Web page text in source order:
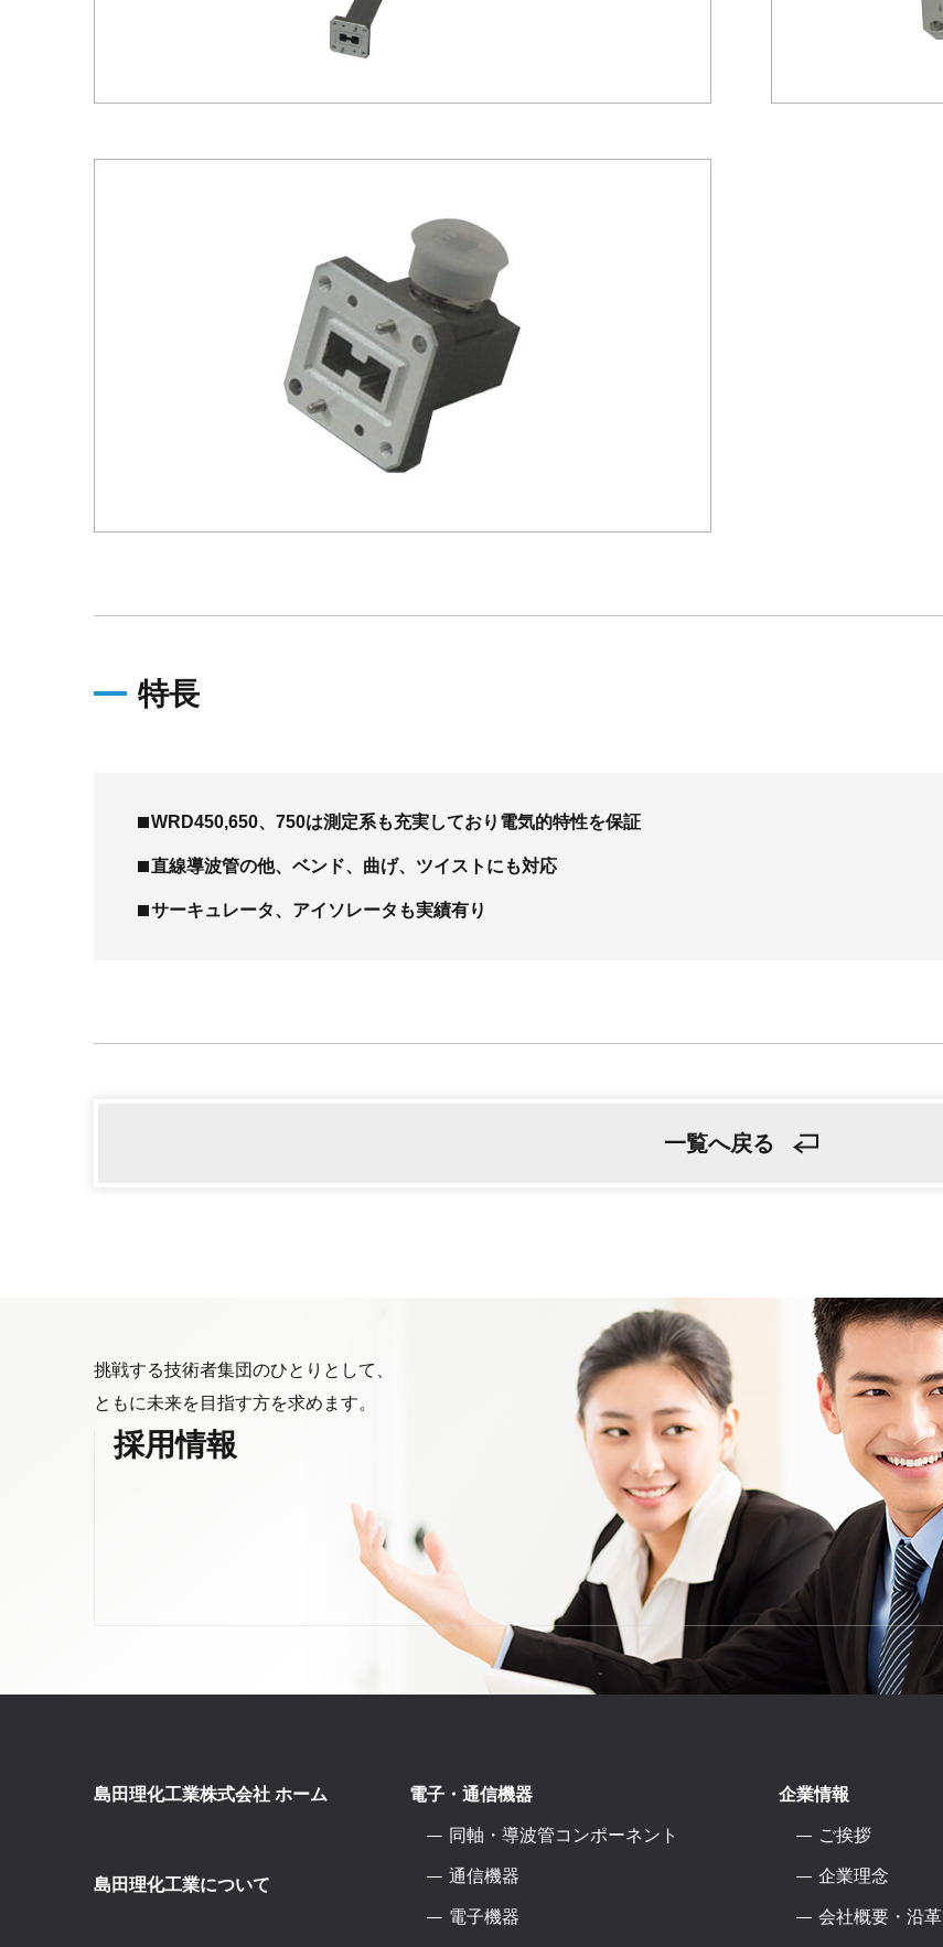
特長
WRD450,650、750は測定系も充実しており電気的特性を保証
直線導波管の他、ベンド、曲げ、ツイストにも対応
サーキュレータ、アイソレータも実績有り
一覧へ戻る
挑戦する技術者集団のひとりとして、
ともに未来を目指す方を求めます。
採用情報
島田理化工業株式会社 ホーム
島田理化工業について
電子・通信機器
同軸・導波管コンポーネント
通信機器
電子機器
企業情報
ご挨拶
企業理念
会社概要・沿革